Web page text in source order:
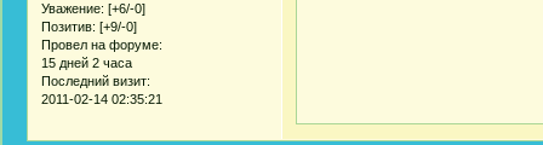
Уважение: [+6/-0]
Позитив: [+9/-0]
Провел на форуме:
15 дней 2 часа
Последний визит:
2011-02-14 02:35:21